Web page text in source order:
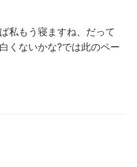
私もう寝ますね、だって
くないかな?では此のペー